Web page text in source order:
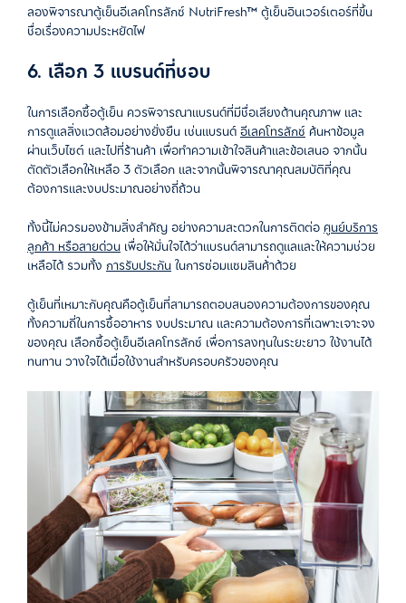
ลองพิจารณาตู้เย็นอีเลคโทรลักซ์ NutriFresh™ ตู้เย็นอินเวอร์เตอร์ที่ขึ้น
ชื่อเรื่องความประหยัดไฟ
6. เลือก 3 แบรนด์ที่ชอบ
ในการเลือกซื้อตู้เย็น ควรพิจารณาแบรนด์ที่มีชื่อเสียงด้านคุณภาพ และ
การดูแลสิ่งแวดล้อมอย่างยั่งยืน เช่นแบรนด์อีเลคโทรลักซ์ ค้นหาข้อมูล
ผ่านเว็บไซต์ และไปที่ร้านค้า เพื่อทำความเข้าใจสินค้าและข้อเสนอ จากนั้น
ตัดตัวเลือกให้เหลือ 3 ตัวเลือก และจากนั้นพิจารณาคุณสมบัติที่คุณ
ต้องการและงบประมาณอย่างถี่ถ้วน
ทั้งนี้ไม่ควรมองข้ามสิ่งสำคัญ อย่างความสะดวกในการติดต่อ ศูนย์บริการ
ลูกค้า หรือสายด่วน เพื่อให้มั่นใจได้ว่าแบรนด์สามารถดูแลและให้ความช่วย
เหลือได้ รวมทั้ง การรับประกันในการซ่อมแซมสินค้่าด้วย
ตู้เย็นที่เหมาะกับคุณคือตู้เย็นที่สามารถตอบสนองความต้องการของคุณ
ทั้งความถี่ในการซื้ออาหาร งบประมาณ และความต้องการที่เฉพาะเจาะจง
ของคุณ เลือกซื้อตู้เย็นอีเลคโทรลักซ์ เพื่อการลงทุนในระยะยาว ใช้งานได้
ทนทาน วางใจได้เมื่อใช้งานสำหรับครอบครัวของคุณ